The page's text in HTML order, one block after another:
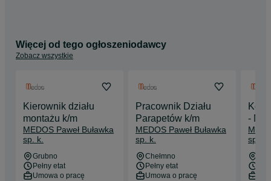
Więcej od tego ogłoszeniodawcy
Zobacz wszystkie
Kierownik działu
montażu k/m
MEDOS Paweł Buławka
sp. k.
Grubno
Pełny etat
Umowa o pracę
Pracownik Działu
Parapetów k/m
MEDOS Paweł Buławka
sp. k.
Chełmno
Pełny etat
Umowa o pracę
-
sp. k.